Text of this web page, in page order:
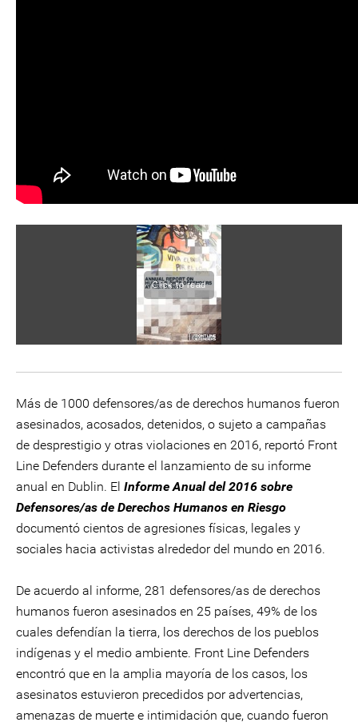
Más de 1000 defensores/as de derechos humanos fueron
asesinados, acosados, detenidos, o sujeto a campañas
de desprestigio y otras violaciones en 2016, reportó Front
Line Defenders durante el lanzamiento de su informe
anual en Dublin. El Informe Anual del 2016 sobre
Defensores/as de Derechos Humanos en Riesgo
documentó cientos de agresiones físicas, legales y
sociales hacia activistas alrededor del mundo en 2016.
De acuerdo al informe, 281 defensores/as de derechos
humanos fueron asesinados en 25 países, 49% de los
cuales defendían la tierra, los derechos de los pueblos
indígenas y el medio ambiente. Front Line Defenders
encontró que en la amplia mayoría de los casos, los
asesinatos estuvieron precedidos por advertencias,
amenazas de muerte e intimidación que, cuando fueron